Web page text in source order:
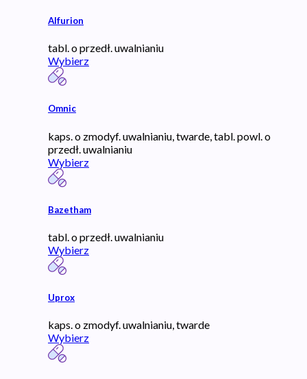
Alfurion
tabl. o przedł. uwalnianiu
Wybierz
Omnic
kaps. o zmodyf. uwalnianiu, twarde, tabl. powl. o
przedł. uwalnianiu
Wybierz
Bazetham
tabl. o przedł. uwalnianiu
Wybierz
Uprox
kaps. o zmodyf. uwalnianiu, twarde
Wybierz